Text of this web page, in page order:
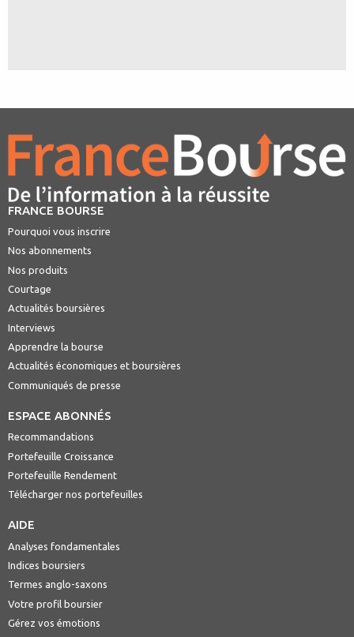
FRANCE BOURSE
Pourquoi vous inscrire
Nos abonnements
Nos produits
Courtage
Actualités boursières
Interviews
Apprendre la bourse
Actualités économiques et boursières
Communiqués de presse
ESPACE ABONNÉS
Recommandations
Portefeuille Croissance
Portefeuille Rendement
Télécharger nos portefeuilles
AIDE
Analyses fondamentales
Indices boursiers
Termes anglo-saxons
Votre profil boursier
Gérez vos émotions